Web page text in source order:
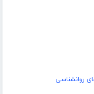
روانشناسی